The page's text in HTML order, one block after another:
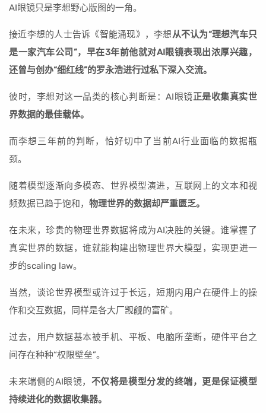
AI眼镜只是李想野心版图的一角。
接近李想的人士告诉《智能涌现》，李想从不认为“理想汽车只
是一家汽车公司”，早在3年前他就对AI眼镜表现出浓厚兴趣，
还曾与创办“细红线”的罗永浩进行过私下深入交流。
彼时，李想对这一品类的核心判断是：AI眼镜正是收集真实世
界数据的最佳载体。
而李想三年前的判断，恰好切中了当前AI行业面临的数据瓶
颈。
随着模型逐渐向多模态、世界模型演进，互联网上的文本和视
频数据已趋于饱和， 物理世界的数据却严重匮乏。
在未来，珍贵的物理世界数据将成为AI决胜的关键。谁掌握了
真实世界的数据，谁就能构建出物理世界大模型，实现更进一
步的scaling law。
当然，谈论世界模型或许过于长远，短期内用户在硬件上的操
作和交互数据，同样是各大厂觊觎的富矿。
过去，用户数据基本被手机、平板、电脑所垄断，硬件平台之
间存在种种“权限壁垒”。
未来端侧的AI眼镜， 不仅将是模型分发的终端，更是保证模型
持续进化的数据收集器。